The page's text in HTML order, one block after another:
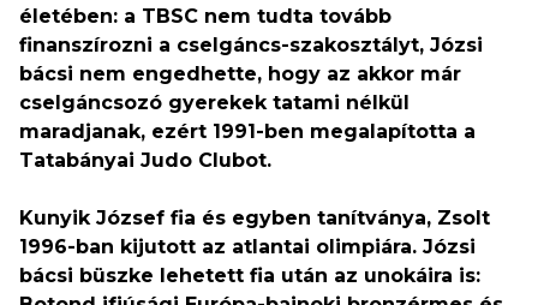
életében: a TBSC nem tudta tovább
finanszírozni a cselgáncs-szakosztályt, Józsi
bácsi nem engedhette, hogy az akkor már
cselgáncsozó gyerekek tatami nélkül
maradjanak, ezért 1991-ben megalapította a
Tatabányai Judo Clubot.
Kunyik József fia és egyben tanítványa, Zsolt
1996-ban kijutott az atlantai olimpiára. Józsi
bácsi büszke lehetett fia után az unokáira is: